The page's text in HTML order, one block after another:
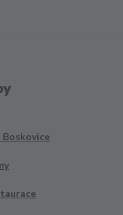
Boskovice